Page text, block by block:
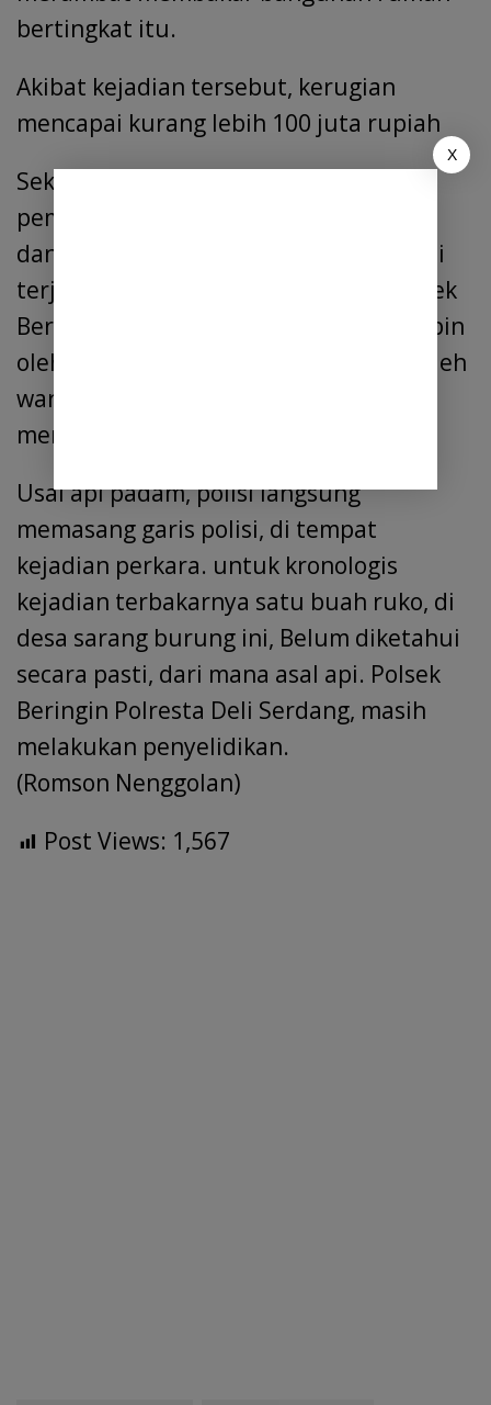
bertingkat itu.
Akibat kejadian tersebut, kerugian
mencapai kurang lebih 100 juta rupiah
Sekira pukul 13.30 WIB, Dua unit mobil
pemadam kebakaran dari Batang Kuis,
dan Pemkab Deli Serdang, tiba di lokasi
terjadinya kebakaran, 10 personil Polsek
Beringin, dan Pantai Labu, yang dipimpin
oleh Waka Polsek Iptu Asari, dibantu oleh
warga sekitar, berusaha keras untuk
memadamkan api.
Usai api padam, polisi langsung
memasang garis polisi, di tempat
kejadian perkara. untuk kronologis
kejadian terbakarnya satu buah ruko, di
desa sarang burung ini, Belum diketahui
secara pasti, dari mana asal api. Polsek
Beringin Polresta Deli Serdang, masih
melakukan penyelidikan.
(Romson Nenggolan)
Post Views: 1,567
X